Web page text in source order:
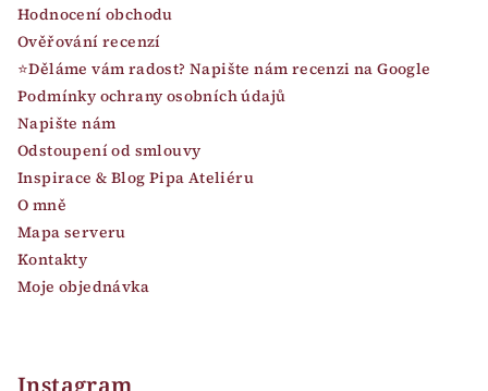
Hodnocení obchodu
Ověřování recenzí
⭐Děláme vám radost? Napište nám recenzi na Google
Podmínky ochrany osobních údajů
Napište nám
Odstoupení od smlouvy
Inspirace & Blog Pipa Ateliéru
O mně
Mapa serveru
Kontakty
Moje objednávka